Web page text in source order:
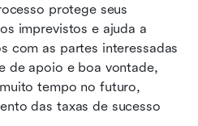
protege seus
imprevistos e ajuda a
com as partes interessadas
de apoio e boa vontade,
tempo no futuro,
das taxas de sucesso